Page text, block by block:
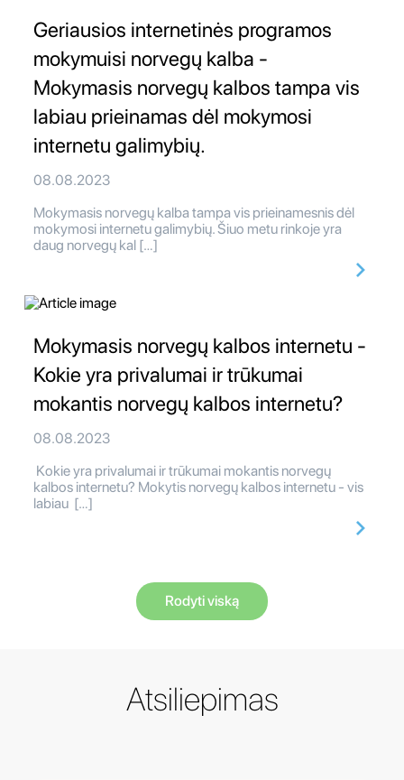
Geriausios internetinės programos
mokymuisi norvegų kalba -
Mokymasis norvegų kalbos tampa vis
labiau prieinamas dėl mokymosi
internetu galimybių.
08.08.2023
Mokymasis norvegų kalba tampa vis prieinamesnis dėl
mokymosi internetu galimybių. Šiuo metu rinkoje yra
daug norvegų kal […]
Mokymasis norvegų kalbos internetu -
Kokie yra privalumai ir trūkumai
mokantis norvegų kalbos internetu?
08.08.2023
Kokie yra privalumai ir trūkumai mokantis norvegų
kalbos internetu? Mokytis norvegų kalbos internetu - vis
labiau […]
Rodyti viską
Atsiliepimas